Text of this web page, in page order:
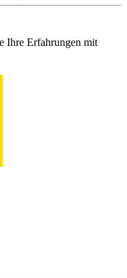
Ihre Erfahrungen mit